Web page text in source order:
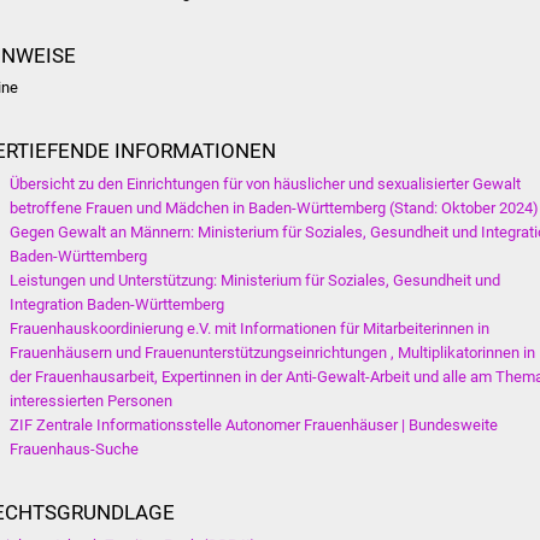
INFORMATIONEN
Übersicht zu den Einrichtungen für von häuslicher und sexualisierter Gewalt
betroffene Frauen und Mädchen in Baden-Württemberg (Stand: Oktober 2024)
Gegen Gewalt an Männern: Ministerium für Soziales, Gesundheit und
Baden-Württemberg
Leistungen und Unterstützung: Ministerium für Soziales, Gesundheit und
Integration Baden-Württemberg
Frauenhauskoordinierung e.V. mit Informationen für Mitarbeiterinnen in
Frauenhäusern und Frauenunterstützungseinrichtungen , Multiplikatorinnen in
der Frauenhausarbeit, Expertinnen in der Anti-Gewalt-Arbeit und alle am
interessierten Personen
ZIF Zentrale Informationsstelle Autonomer Frauenhäuser | Bundesweite
Frauenhaus-Suche